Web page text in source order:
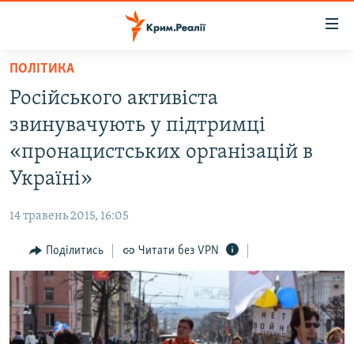
Перейти
основного
матеріалу
до
основної
Перейти
пошуку
ВІДЕО ТА ФОТО
ПОЛІТИКА
ПОГЛЯД
ІНТЕРВ'Ю
ВСЕ ЗА ДЕНЬ
СПЕЦПРОЕКТИ
ДЕПОРТАЦІЯ
ЯК ОБІЙТИ БЛОКУВАННЯ
ПОЛІТИКА
Російського активіста
звинувачують у підтримці
«пронацистських організацій в
Україні»
14 травень 2015, 16:05
Поділитись Читати без VPN